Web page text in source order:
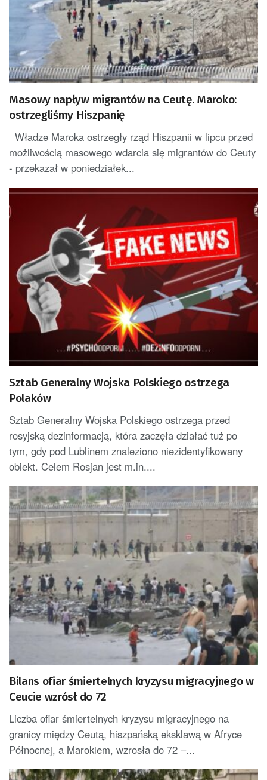
Masowy napływ migrantów na Ceutę. Maroko:
ostrzegliśmy Hiszpanię
Władze Maroka ostrzegły rząd Hiszpanii w lipcu przed
możliwością masowego wdarcia się migrantów do Ceuty
- przekazał w poniedziałek...
Sztab Generalny Wojska Polskiego ostrzega
Polaków
Sztab Generalny Wojska Polskiego ostrzega przed
rosyjską dezinformacją, która zaczęła działać tuż po
tym, gdy pod Lublinem znaleziono niezidentyfikowany
obiekt. Celem Rosjan jest m.in....
Bilans ofiar śmiertelnych kryzysu migracyjnego w
Ceucie wzrósł do 72
Liczba ofiar śmiertelnych kryzysu migracyjnego na
granicy między Ceutą, hiszpańską eksklawą w Afryce
Północnej, a Marokiem, wzrosła do 72 –...